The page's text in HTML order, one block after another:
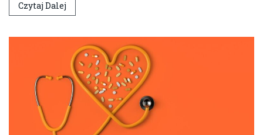
Czytaj Dalej